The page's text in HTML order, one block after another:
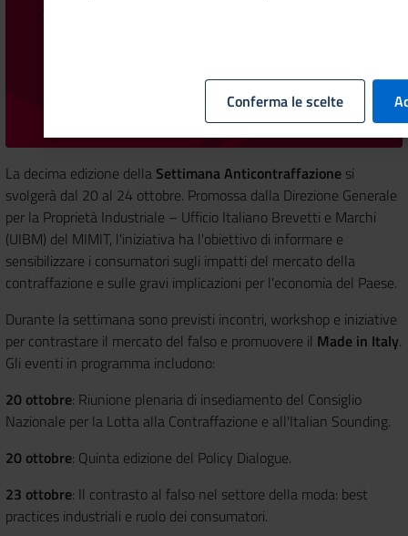
La decima edizione della Settimana Anticontraffazione si
svolgerà dal 20 al 24 ottobre. Promossa dalla Direzione Generale
per la Proprietà Industriale – Ufficio Italiano Brevetti e Marchi
(UIBM) del MIMIT, l'iniziativa ha l'obiettivo di informare e
sensibilizzare i consumatori sugli impatti del mercato della
contraffazione e sulle gravi implicazioni per l'economia del Paese.
Durante la settimana sono previsti incontri, workshop e iniziative
per contrastare il mercato del falso e promuovere il Made in Italy.
Gli eventi in programma includono:
20 ottobre: Riunione plenaria di insediamento del Consiglio
Nazionale per la Lotta alla Contraffazione e all'Italian Sounding.
20 ottobre: Quinta edizione del Policy Dialogue.
23 ottobre: Il contrasto al falso nel settore della moda: best
practices industriali e ruolo dei consumatori.
Conferma le scelte